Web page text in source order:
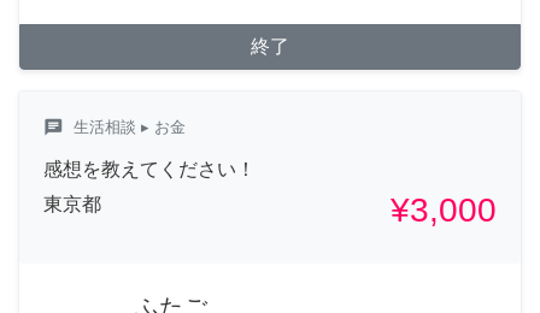
終了
chat 生活相談 ▸ お金
感想を教えてください！
東京都
¥3,000
ふたご